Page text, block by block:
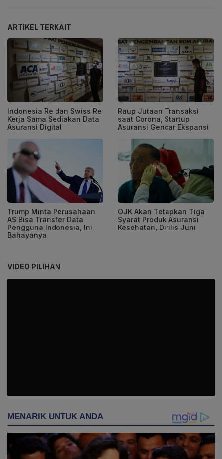
ARTIKEL TERKAIT
Indonesia Re dan Swiss Re
Kerja Sama Sediakan Data
Asuransi Digital
Raup Jutaan Transaksi
saat Corona, Startup
Asuransi Gencar Ekspansi
Trump Minta Perusahaan
AS Bisa Transfer Data
Pengguna Indonesia, Ini
Bahayanya
OJK Akan Tetapkan Tiga
Syarat Produk Asuransi
Kesehatan, Dirilis Juni
VIDEO PILIHAN